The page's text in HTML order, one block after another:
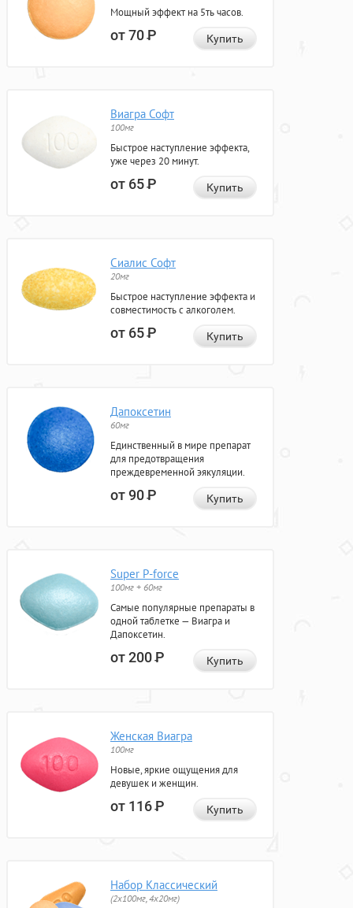
Мощный эффект на 5ть часов.
от 70Р Купить
Виагра Софт
100мг
Быстрое наступление эффекта,
уже через 20 минут.
от 65Р Купить
Сиалис Софт
20мг
Быстрое наступление эффекта и
совместимость с алкоголем.
от 65Р Купить
Дапоксетин
60мг
Единственный в мире препарат
для предотвращения
преждевременной эякуляции.
от 90Р Купить
Super P-force
100мг + 60мг
Самые популярные препараты в
одной таблетке — Виагра и
Дапоксетин.
от 200Р Купить
Женская Виагра
100мг
Новые, яркие ощущения для
девушек и женщин.
от 116Р Купить
Набор Классический
(2x100мг, 4x20мг)